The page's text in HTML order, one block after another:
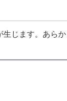
じます。あらか